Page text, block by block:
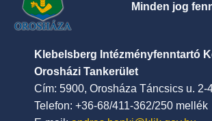
Minden jog
Klebelsberg Intézményfenntartó
Orosházi Tankerület
Cím: 5900, Orosháza Táncsics u. 2-
Telefon: +36-68/411-362/250 mellék